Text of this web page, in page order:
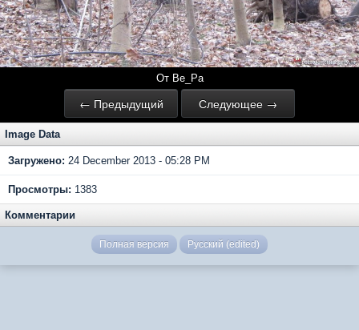
От Ве_Ра
← Предыдущий Следующее →
Image Data
Загружено: 24 December 2013 - 05:28 PM
Просмотры: 1383
Комментарии
Полная версия Русский (edited)